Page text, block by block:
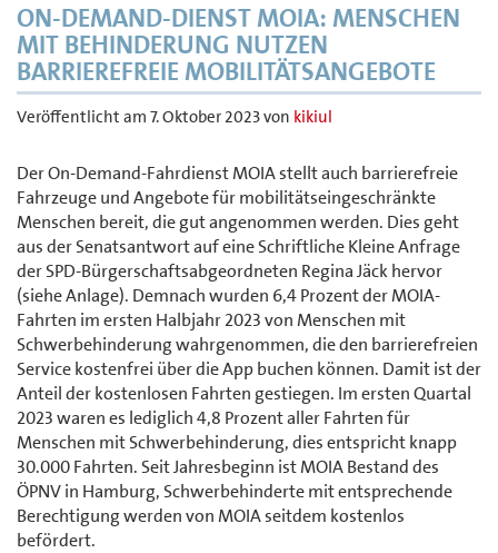
a
ON-DEMAND-DIENST MOIA: MENSCHEN
MIT BEHINDERUNG NUTZEN
BARRIEREFREIE MOBILITÄTSANGEBOTE
Veröffentlicht am 7. Oktober 2023von kikiul
Der On-Demand-Fahrdienst MOIA stellt auch barrierefreie
Fahrzeuge und Angebote für mobilitätseingeschränkte
Menschen bereit, die gut angenommen werden. Dies geht
aus der Senatsantwort auf eine Schriftliche Kleine Anfrage
der SPD-Bürgerschaftsabgeordneten Regina Jäck hervor
(siehe Anlage). Demnach wurden 6,4 Prozent der MOIA-
Fahrten im ersten Halbjahr 2023 von Menschen mit
Schwerbehinderung wahrgenommen, die den barrierefreien
Service kostenfrei über die App buchen können. Damit ist der
Anteil der kostenlosen Fahrten gestiegen. Im ersten Quartal
2023 waren es lediglich 4,8 Prozent aller Fahrten für
Menschen mit Schwerbehinderung, dies entspricht knapp
30.000 Fahrten. Seit Jahresbeginn ist MOIA Bestand des
ÖPNV in Hamburg, Schwerbehinderte mit entsprechende
Berechtigung werden von MOIA seitdem kostenlos
befördert.